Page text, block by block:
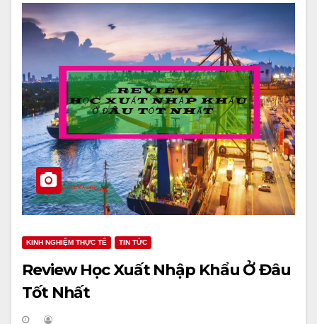
KINH NGHIỆM THỰC TẾ TIN TỨC
Review Học Xuất Nhập Khẩu Ở Đâu
Tốt Nhất